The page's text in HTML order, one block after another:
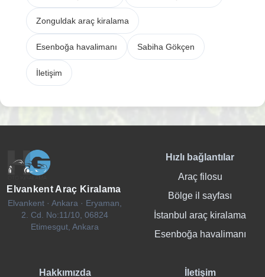
Zonguldak araç kiralama
Esenboğa havalimanı Sabiha Gökçen
İletişim
Elvankent Araç Kiralama
Elvankent · Ankara · Eryaman,
2. Cd. No:11/10, 06824
Etimesgut, Ankara
Hızlı bağlantılar
Araç filosu
Bölge il sayfası
İstanbul araç kiralama
Esenboğa havalimanı
Hakkımızda İletişim